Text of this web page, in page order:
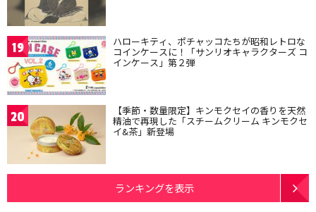
19 ハローキティ、ポチャッコたちが昭和レトロな
コインケースに！「サンリオキャラクターズ コ
インケース」第２弾
20 【季節・数量限定】キンモクセイの香りを天然
精油で再現した「スチームクリーム キンモクセ
イ&茶」新登場
ランキングを表示